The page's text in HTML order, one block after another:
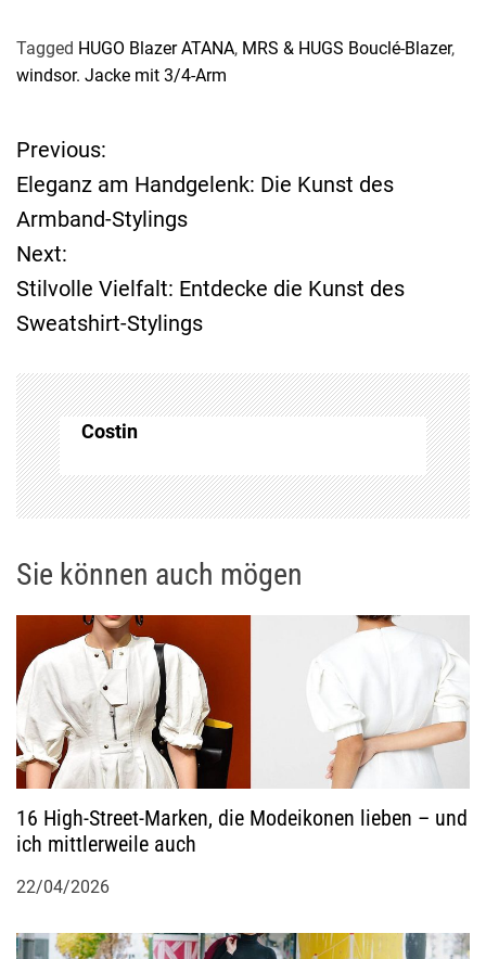
Tagged HUGO Blazer ATANA, MRS & HUGS Bouclé-Blazer,
windsor. Jacke mit 3/4-Arm
B
e
i
t
r
a
g
s
n
a
v
i
g
a
t
i
Previous:
Eleganz am Handgelenk: Die Kunst des
Armband-Stylings
Next:
Stilvolle Vielfalt: Entdecke die Kunst des
Sweatshirt-Stylings
Costin
Sie können auch mögen
16 High-Street-Marken, die Modeikonen lieben – und
ich mittlerweile auch
22/04/2026